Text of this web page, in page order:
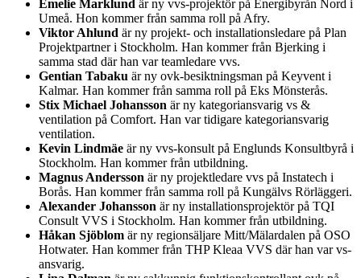
Emelie Marklund är ny vvs-projektör på Energibyrån Nord i
Umeå. Hon kommer från samma roll på Afry.
Viktor Ahlund är ny projekt- och installationsledare på Plan
Projektpartner i Stockholm. Han kommer från Bjerking i
samma stad där han var teamledare vvs.
Gentian Tabaku är ny ovk-besiktningsman på Keyvent i
Kalmar. Han kommer från samma roll på Eks Mönsterås.
Stix Michael Johansson är ny kategoriansvarig vs &
ventilation på Comfort. Han var tidigare kategoriansvarig
ventilation.
Kevin Lindmäe är ny vvs-konsult på Englunds Konsultbyrå i
Stockholm. Han kommer från utbildning.
Magnus Andersson är ny projektledare vvs på Instatech i
Borås. Han kommer från samma roll på Kungälvs Rörläggeri.
Alexander Johansson är ny installationsprojektör på TQI
Consult VVS i Stockholm. Han kommer från utbildning.
Håkan Sjöblom är ny regionsäljare Mitt/Mälardalen på OSO
Hotwater. Han kommer från THP Kleaa VVS där han var vs-
ansvarig.